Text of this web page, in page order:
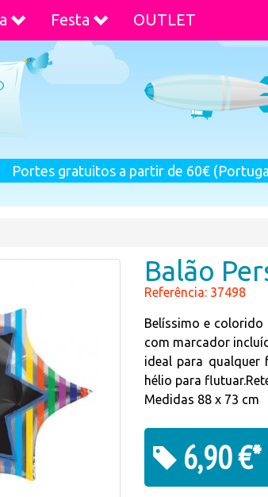
Festa OUTLET
Portes gratuitos a partir de 60€
Balão
Referência: 37498
Belíssimo e
com marcador
ideal para qualquer
hélio para
Medidas 88 x 73 cm
6,90 €*